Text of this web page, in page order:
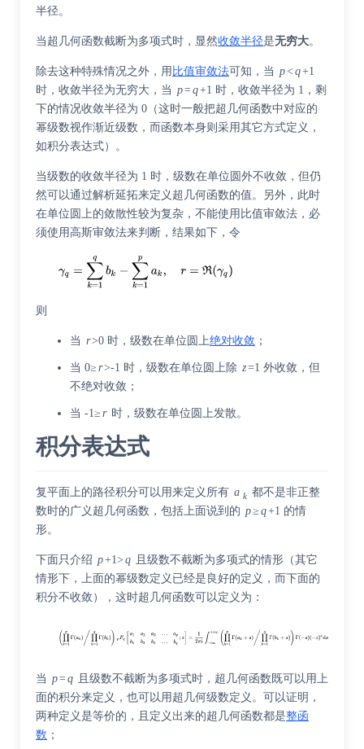
半径。
当超几何函数截断为多项式时，显然收敛半径是无穷大。
除去这种特殊情况之外，用 比值审敛法可知，当 p<q+1
时，收敛半径为无穷大，当 p=q+1 时，收敛半径为 1，剩
下的情况收敛半径为 0（这时一般把超几何函数中对应的
幂级数视作渐近级数，而函数本身则采用其它方式定义，
如积分表达式）。
当级数的收敛半径为 1 时，级数在单位圆外不收敛，但仍
然可以通过解析延拓来定义超几何函数的值。另外，此时
在单位圆上的敛散性较为复杂，不能使用比值审敛法，必
须使用高斯审敛法来判断，结果如下，令
则
当 r>0 时，级数在单位圆上绝对收敛 ；
当 0≥ r>-1 时，级数在单位圆上除 z=1 外收敛，但
不绝对收敛；
当 -1≥ r 时，级数在单位圆上发散。
积分表达式
复平面上的路径积分可以用来定义所有 a k 都不是非正整
数时的广义超几何函数，包括上面说到的 p≥ q+1 的情
形。
下面只介绍 p+1> q
且级数不截断为多项式的情形（其它
情形下，上面的幂级数定义已经是良好的定义，而下面的
积分不收敛），这时超几何函数可以定义为：
当 p=q
且级数不截断为多项式时，超几何函数既可以用上
面的积分来定义，也可以用超几何级数定义。可以证明，
两种定义是等价的，且定义出来的超几何函数都是整函
数 ；